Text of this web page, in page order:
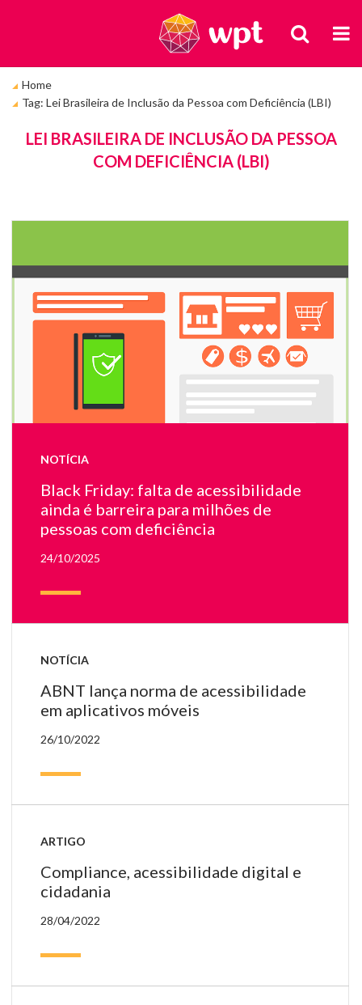
BUSCA
está
em:
Home
Tag: Lei Brasileira de Inclusão da Pessoa com Deficiência (LBI)
TAGS
LEI BRASILEIRA DE INCLUSÃO DA PESSOA
COM DEFICIÊNCIA (LBI)
de
NOTÍCIA
Black Friday: falta de acessibilidade
ainda é barreira para milhões de
pessoas com deficiência
24/10/2025
NOTÍCIA
ABNT lança norma de acessibilidade
em aplicativos móveis
26/10/2022
ARTIGO
Compliance, acessibilidade digital e
cidadania
28/04/2022